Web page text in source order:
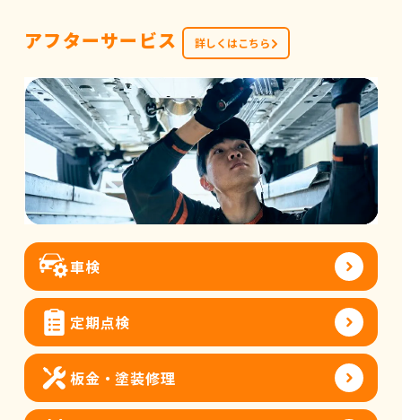
アフターサービス 詳しくはこちら
車検
定期点検
板金・塗装修理